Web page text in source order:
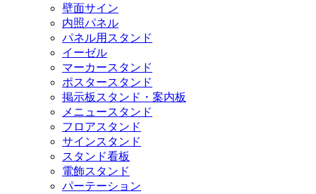
壁面サイン
内照パネル
パネル用スタンド
イーゼル
マーカースタンド
ポスタースタンド
掲示板スタンド・案内板
メニュースタンド
フロアスタンド
サインスタンド
スタンド看板
電飾スタンド
パーテーション